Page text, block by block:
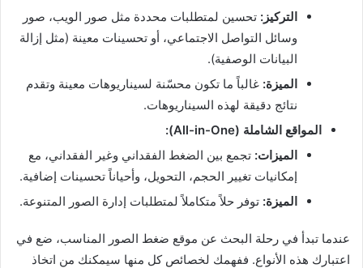
التركيز: تحسين لمتطلبات محددة مثل صور الويب، صور
وسائل التواصل الاجتماعي، أو تحسينات معينة (مثل إزالة
البيانات الوصفية).
الميزة: غالباً ما تكون محسّنة لسيناريوهات معينة وتقدم
نتائج دقيقة لهذه السيناريوهات.
المواقع الشاملة (All-in-One):
الميزات: تجمع بين الضغط الفقداني وغير الفقداني، مع
إمكانيات تغيير الحجم، التحويل، وأحياناً تحسينات إضافية.
الميزة: توفر حلاً متكاملاً لمتطلبات إدارة الصور المتنوعة.
عندما تبدأ في رحلة البحث عن موقع ضغط الصور المناسب، ضع في
اعتبارك هذه الأنواع. ففهمك لخصائص كل منها سيمكنك من اتخاذ